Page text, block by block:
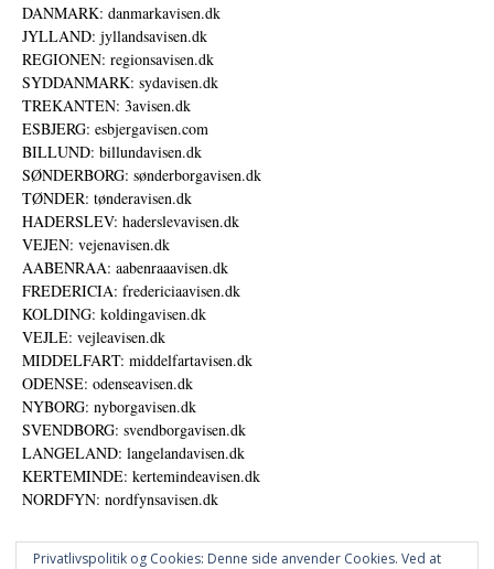
DANMARK: danmarkavisen.dk
JYLLAND: jyllandsavisen.dk
REGIONEN: regionsavisen.dk
SYDDANMARK: sydavisen.dk
TREKANTEN: 3avisen.dk
ESBJERG: esbjergavisen.com
BILLUND: billundavisen.dk
SØNDERBORG: sønderborgavisen.dk
TØNDER: tønderavisen.dk
HADERSLEV: haderslevavisen.dk
VEJEN: vejenavisen.dk
AABENRAA: aabenraaavisen.dk
FREDERICIA: fredericiaavisen.dk
KOLDING: koldingavisen.dk
VEJLE: vejleavisen.dk
MIDDELFART: middelfartavisen.dk
ODENSE: odenseavisen.dk
NYBORG: nyborgavisen.dk
SVENDBORG: svendborgavisen.dk
LANGELAND: langelandavisen.dk
KERTEMINDE: kertemindeavisen.dk
NORDFYN: nordfynsavisen.dk
Privatlivspolitik og Cookies: Denne side anvender Cookies. Ved at